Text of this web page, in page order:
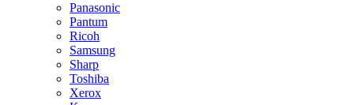
Panasonic
Pantum
Ricoh
Samsung
Sharp
Toshiba
Xerox